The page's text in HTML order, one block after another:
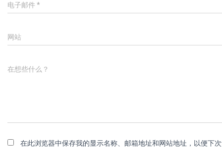
电子邮件 *
网站
在想些什么？
在此浏览器中保存我的显示名称、邮箱地址和网站地址，以便下